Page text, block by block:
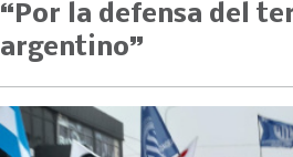
“Por la defensa del
argentino”